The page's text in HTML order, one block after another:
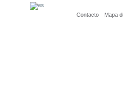
Contacto Mapa